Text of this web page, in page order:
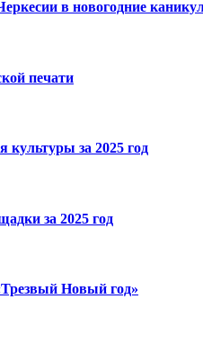
в новогодние
печати
культуры за 2025 год
за 2025 год
Новый год»